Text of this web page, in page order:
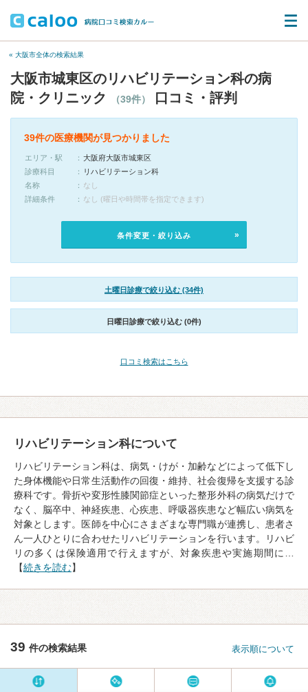
« 大阪市全体の検索結果
大阪市城東区のリハビリテーション科の病
院・クリニック
（39件） 口コミ・評判
39件の医療機関が見つかりました
エリア・駅
大阪府大阪市城東区
診療科目
リハビリテーション科
名称
なし
詳細条件
なし (曜日や時間帯を指定できます)
条件変更・絞り込み
土曜日診療で絞り込む (34件)
日曜日診療で絞り込む (0件)
口コミ検索はこちら
リハビリテーション科について
リハビリテーション科は、病気・けが・加齢などによって低下し
た身体機能や日常生活動作の回復・維持、社会復帰を支援する診
療科です。骨折や変形性膝関節症といった整形外科の病気だけで
なく、脳卒中、神経疾患、心疾患、呼吸器疾患など幅広い病気を
対象とします。医師を中心にさまざまな専門職が連携し、患者さ
ん一人ひとりに合わせたリハビリテーションを行います。リハビ
リの多くは保険適用で行えますが、対象疾患や実施期間に…
【続きを読む】
39 件の検索結果 表示順について